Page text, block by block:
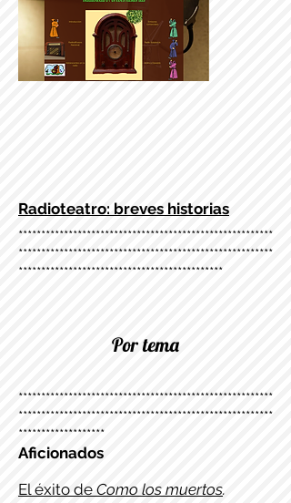
Radioteatro: breves historias
********************************************************
********************************************************
*********************************************
Por tema
********************************************************
********************************************************
*******************
Aficionados
El éxito de Como los muertos.